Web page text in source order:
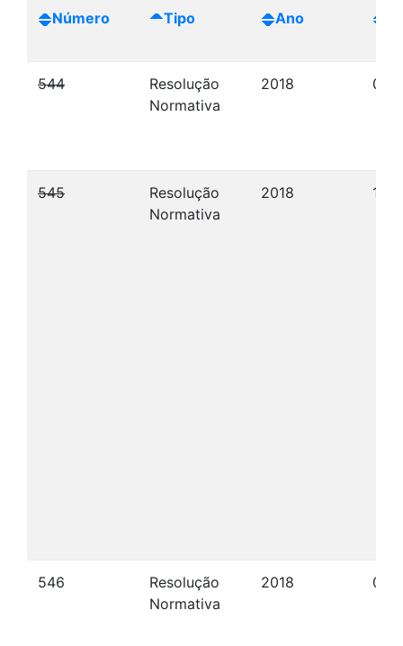
Número Tipo Ano
544
Resolução
Normativa
2018 07/
545
Resolução
Normativa
2018 12/
546
Resolução
Normativa
2018 04/